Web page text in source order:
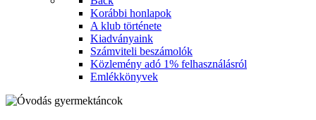
Korábbi honlapok
A klub története
Kiadványaink
Számviteli beszámolók
Közlemény adó 1% felhasználásról
Emlékkönyvek